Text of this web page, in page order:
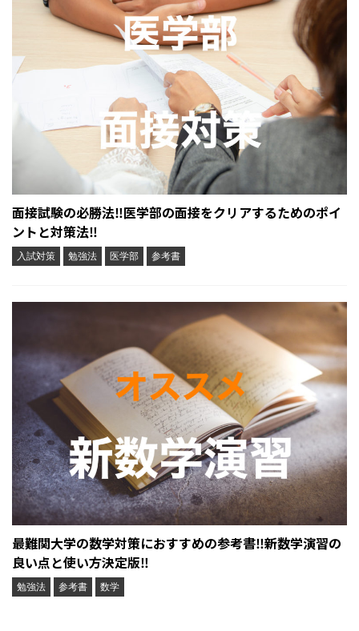
面接試験の必勝法‼︎医学部の面接をクリアするためのポイ
ントと対策法‼︎
入試対策 勉強法 医学部 参考書
最難関大学の数学対策におすすめの参考書‼︎新数学演習の
良い点と使い方決定版‼︎
勉強法 参考書 数学